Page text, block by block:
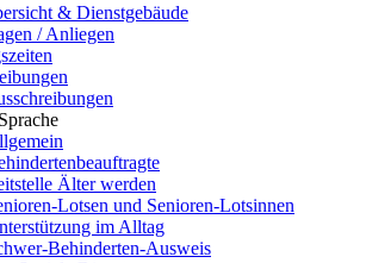
& Dienstgebäude
/ Anliegen
Älter werden
Lotsen und Senioren-Lotsinnen
im Alltag
Behinderten-Ausweis